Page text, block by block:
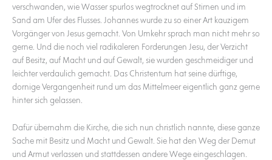
verschwanden, wie Wasser spurlos wegtrocknet auf Stirnen und im
Sand am Ufer des Flusses. Johannes wurde zu so einer Art kauzigem
Vorgänger von Jesus gemacht. Von Umkehr sprach man nicht mehr so
gerne. Und die noch viel radikaleren Forderungen Jesu, der Verzicht
auf Besitz, auf Macht und auf Gewalt, sie wurden geschmeidiger und
leichter verdaulich gemacht. Das Christentum hat seine dürftige,
dornige Vergangenheit rund um das Mittelmeer eigentlich ganz gerne
hinter sich gelassen.
Dafür übernahm die Kirche, die sich nun christlich nannte, diese ganze
Sache mit Besitz und Macht und Gewalt. Sie hat den Weg der Demut
und Armut verlassen und stattdessen andere Wege eingeschlagen.